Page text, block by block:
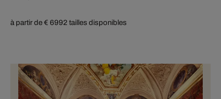
à partir de € 6992 tailles disponibles